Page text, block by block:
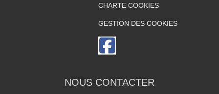
CHARTE COOKIES
GESTION DES COOKIES
NOUS CONTACTER